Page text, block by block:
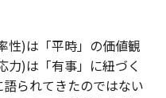
性)は「平時」の価値観
力)は「有事」に紐づく
られてきたのではない